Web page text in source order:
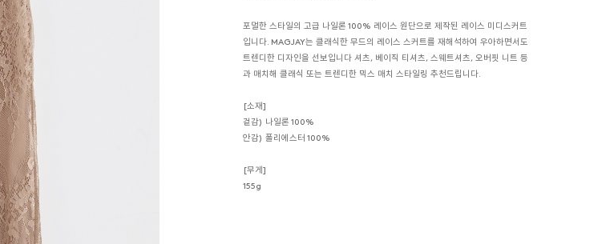
포멀한 스타일의 고급 나일론 100% 레이스 원단으로 제작된 레이스 미디스커트
입니다. MAGJAY는 클래식한 무드의 레이스 스커트를 재해석하여 우아하면서도
트렌디한 디자인을 선보입니다 셔츠, 베이직 티셔츠, 스웨트셔츠, 오버핏 니트 등
과 매치해 클래식 또는 트렌디한 믹스 매치 스타일링 추천드립니다.
[소재]
겉감) 나일론 100%
안감) 폴리에스터 100%
[무게]
155g